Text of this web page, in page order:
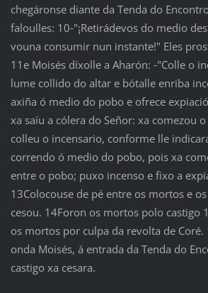
chegáronse diante da Tenda do
faloulles: 10‑"¡Retirádevos do medio
vouna consumir nun instante!" Eles
11e Moisés díxolle a Aharón: ‑"Colle o
lume collido do altar e bótalle enriba
axiña ó medio do pobo e ofrece
xa saíu a cólera do Señor: xa comezou
colleu o incensario, conforme lle
correndo ó medio do pobo, pois xa
entre o pobo; puxo incenso e fixo a
13Colocouse de pé entre os mortos e
cesou. 14Foron os mortos polo castigo
os mortos por culpa da revolta de
onda Moisés, á entrada da Tenda do
castigo xa cesara.